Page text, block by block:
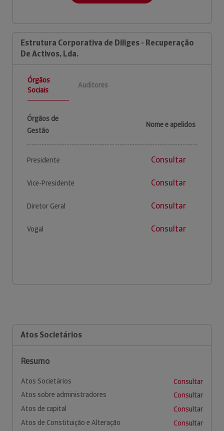
Estrutura Corporativa de Diliges - Recuperação
De Activos, Lda.
Órgãos
Sociais
Auditores
Órgãos de
Gestão
Nome e apelidos
Presidente Consultar
Vice-Presidente Consultar
Diretor Geral Consultar
Vogal Consultar
Atos Societários
Resumo
Atos Societários
Consultar
Atos sobre administradores
Consultar
Atos de capital
Consultar
Atos de Constituição e Alteração
Consultar